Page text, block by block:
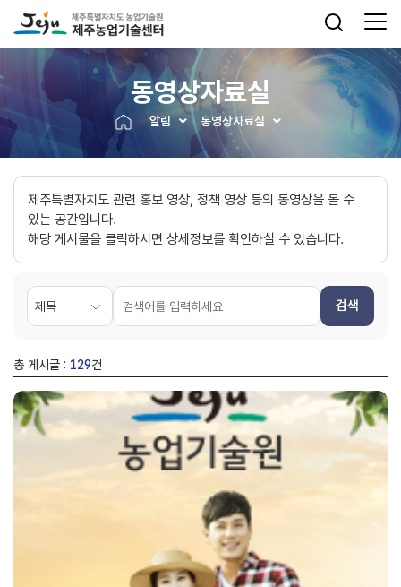
동영상자료실
알림 동영상자료실
제주특별자치도 관련 홍보 영상, 정책 영상 등의 동영상을 볼 수
있는 공간입니다.
해당 게시물을 클릭하시면 상세정보를 확인하실 수 있습니다.
검색
총 게시글 : 129건